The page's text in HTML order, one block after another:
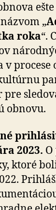
„
roka“.
v
obnovu.
2023.
ktoré